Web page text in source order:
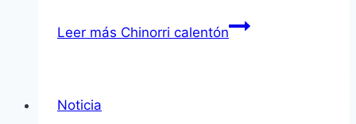
Leer más Chinorri calentón
Noticia